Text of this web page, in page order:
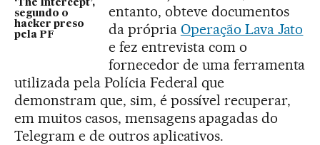
‘The Intercept’,
segundo o
hacker preso
pela PF
entanto, obteve documentos
da própria Operação Lava Jato
e fez entrevista com o
fornecedor de uma ferramenta
utilizada pela Polícia Federal que
demonstram que, sim, é possível recuperar,
em muitos casos, mensagens apagadas do
Telegram e de outros aplicativos.